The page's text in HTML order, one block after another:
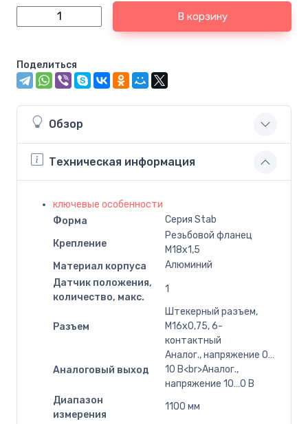
В корзину
Поделиться
Обзор
Техническая информация
ключевые особенности
Форма
Серия Stab
Крепление
Резьбовой фланец
M18x1,5
Материал корпуса
Алюминий
Датчик положения,
количество, макс.
1
Разъем
Штекерный разъем,
M16x0,75, 6-
контактный
Аналоговый выход
Аналог., напряжение 0…
10 В<br>Аналог.,
напряжение 10…0 В
Диапазон
измерения
1100 мм